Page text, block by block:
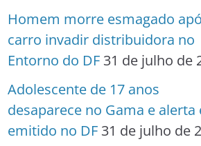
Homem morre esmagado
carro invadir distribuidora no
Entorno do DF 31 de julho de
Adolescente de 17 anos
desaparece no Gama e alerta
emitido no DF 31 de julho de